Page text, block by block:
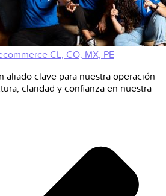
CL, CO, MX, PE
aliado clave para nuestra operación
claridad y confianza en nuestra